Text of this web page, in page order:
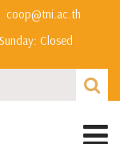
coop@tni.ac.th
Closed